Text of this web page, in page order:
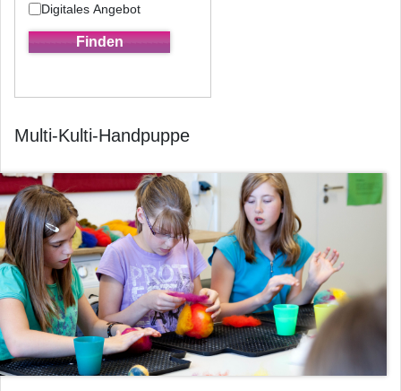
Digitales Angebot
Multi-Kulti-Handpuppe